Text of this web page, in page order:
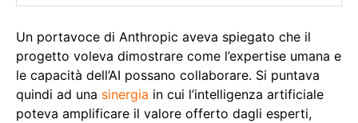
Un portavoce di Anthropic aveva spiegato che il
progetto voleva dimostrare come l’expertise umana e
le capacità dell’AI possano collaborare. Si puntava
quindi ad una sinergia in cui l’intelligenza artificiale
poteva amplificare il valore offerto dagli esperti,